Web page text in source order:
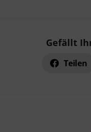
Gefällt
Teilen